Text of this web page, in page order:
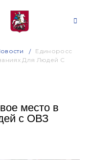
Единоросс
Для Людей С
место в
с ОВЗ